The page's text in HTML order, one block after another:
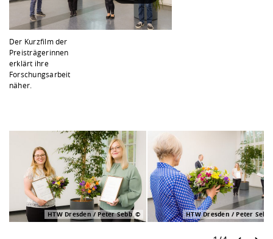
Der Kurzfilm der
Preisträgerinnen
erklärt ihre
Forschungsarbeit
näher.
HTW Dresden / Peter Sebb HTW Dresden / Peter Sebb